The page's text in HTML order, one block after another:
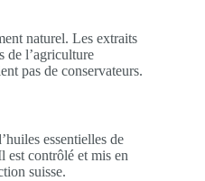
naturel. Les extraits
de l’agriculture
pas de conservateurs.
essentielles de
est contrôlé et mis en
suisse.